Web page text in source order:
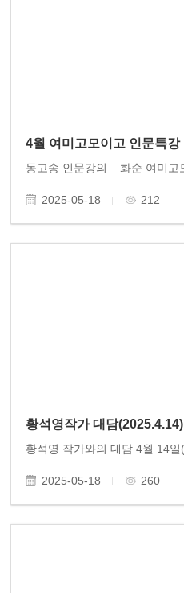
4월 여미고모이고 인문특강
2025-05-18 212
황석영작가 대담(2025.4.14)
2025-05-18 260